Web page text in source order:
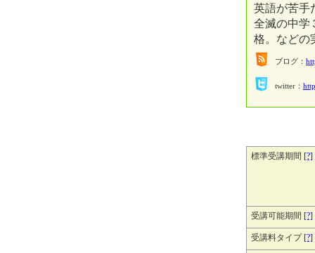
英語が苦手
全滅の中学
格。などの
ブログ：
twitter：
標準受講期間 [?]
受講可能期間 [?]
受講料タイプ[?]